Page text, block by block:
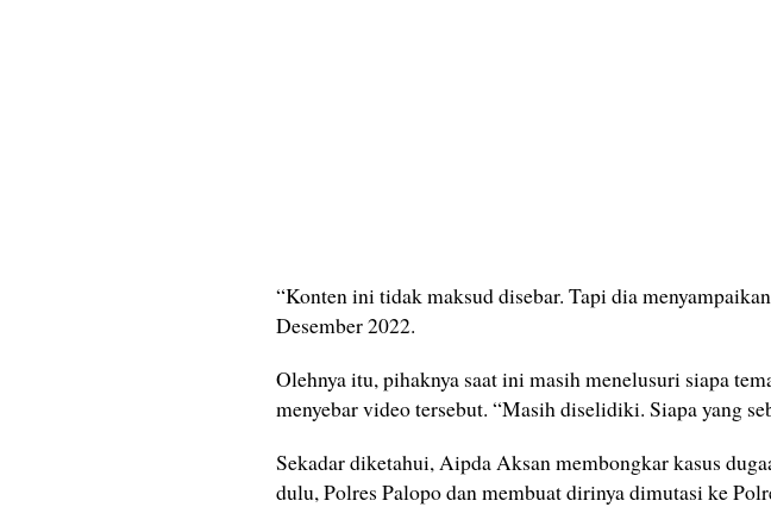
“Konten ini tidak maksud disebar. Tapi dia
Desember 2022.
Olehnya itu, pihaknya saat ini masih menelusuri siapa
menyebar video tersebut. “Masih diselidiki. Siapa yang
Sekadar diketahui, Aipda Aksan membongkar kasus
dulu, Polres Palopo dan membuat dirinya dimutasi ke